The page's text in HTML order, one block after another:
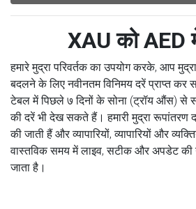
XAU को AED
हमारे मुद्रा परिवर्तक का उपयोग करके, आप
बदलने के लिए नवीनतम विनिमय दरें प्राप्त
टेबल में पिछले ७ दिनों के सोना (ट्रॉय औंस) से
की दरें भी देख सकते हैं। हमारी मुद्रा रूपांतरण
की जाती हैं और व्यापारियों, व्यापारियों और
वास्तविक समय में लाइव, सटीक और अपडेट की
जाता है।